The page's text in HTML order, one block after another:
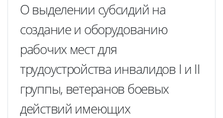
О выделении субсидий на
создание и оборудованию
рабочих мест для
трудоустройства инвалидов I и II
группы, ветеранов боевых
действий имеющих